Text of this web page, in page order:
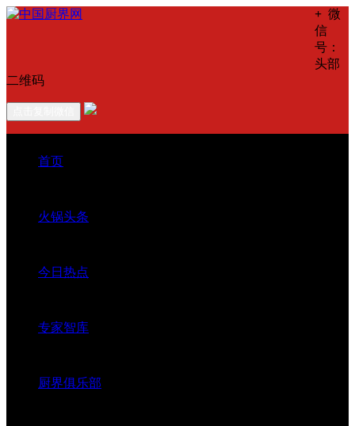
+ 微
信
号：
头部
二维码
首页
火锅头条
今日热点
专家智库
厨界俱乐部